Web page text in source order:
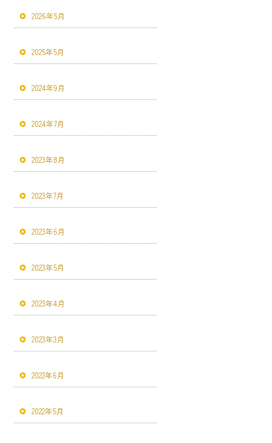
2026年5月
2025年5月
2024年9月
2024年7月
2023年8月
2023年7月
2023年6月
2023年5月
2023年4月
2023年3月
2022年6月
2022年5月